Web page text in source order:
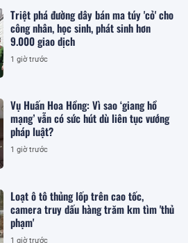
Triệt phá đường dây bán ma túy 'cỏ' cho
công nhân, học sinh, phát sinh hơn
9.000 giao dịch
1 giờ trước
Vụ Huấn Hoa Hồng: Vì sao ‘giang hồ
mạng’ vẫn có sức hút dù liên tục vướng
pháp luật?
1 giờ trước
Loạt ô tô thủng lốp trên cao tốc,
camera truy dấu hàng trăm km tìm 'thủ
phạm'
1 giờ trước